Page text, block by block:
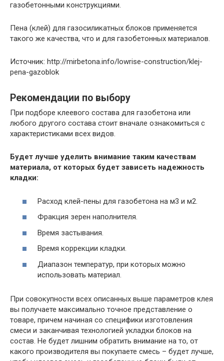
газобетонными конструкциями.
Пена (клей) для газосиликатных блоков применяется
такого же качества, что и для газобетонных материалов.
Источник: http://mirbetona.info/lowrise-construction/klej-
pena-gazoblok
Рекомендации по выбору
При подборе клеевого состава для газобетона или
любого другого состава стоит вначале ознакомиться с
характеристиками всех видов.
Будет лучше уделить внимание таким качествам
материала, от которых будет зависеть надежность
кладки:
Расход клей-пены для газобетона на м3 и м2.
Фракция зерен наполнителя.
Время застывания.
Время коррекции кладки.
Диапазон температур, при которых можно
использовать материал.
При совокупности всех описанных выше параметров клея
вы получаете максимально точное представление о
товаре, причем начиная со специфики изготовления
смеси и заканчивая технологией укладки блоков на
состав. Не будет лишним обратить внимание на то, от
какого производителя вы покупаете смесь – будет лучше,